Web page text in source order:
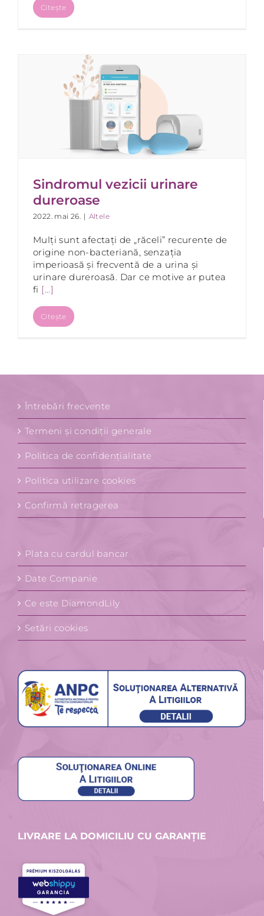
Citește
Sindromul vezicii urinare
dureroase
2022. mai 26. | Altele
Mulți sunt afectați de „răceli” recurente de
origine non-bacteriană, senzația
imperioasă și frecventă de a urina și
urinare dureroasă. Dar ce motive ar putea
fi [...]
Citește
Întrebări frecvente
Termeni și condiții generale
Politica de confidențialitate
Politica utilizare cookies
Confirmă retragerea
Plata cu cardul bancar
Date Companie
Ce este DiamondLily
Setări cookies
LIVRARE LA DOMICILIU CU GARANȚIE